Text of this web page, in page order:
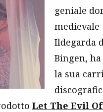
geniale
medievale
Ildegarda
Bingen,
la sua
Let The Evil